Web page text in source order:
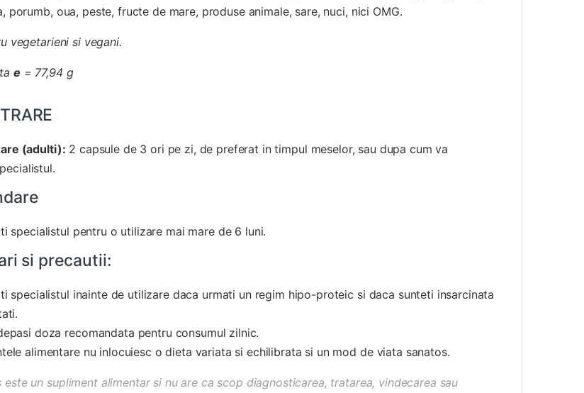
porumb, oua, peste, fructe de mare, produse animale, sare, nuci, nici OMG.
vegetarieni si vegani.
e = 77,94 g
(adulti): 2 capsule de 3 ori pe zi, de preferat in timpul meselor, sau dupa cum va
specialistul pentru o utilizare mai mare de 6 luni.
si precautii:
specialistul inainte de utilizare daca urmati un regim hipo-proteic si daca sunteti insarcinata
doza recomandata pentru consumul zilnic.
alimentare nu inlocuiesc o dieta variata si echilibrata si un mod de viata sanatos.
un supliment alimentar si nu are ca scop diagnosticarea, tratarea, vindecarea sau